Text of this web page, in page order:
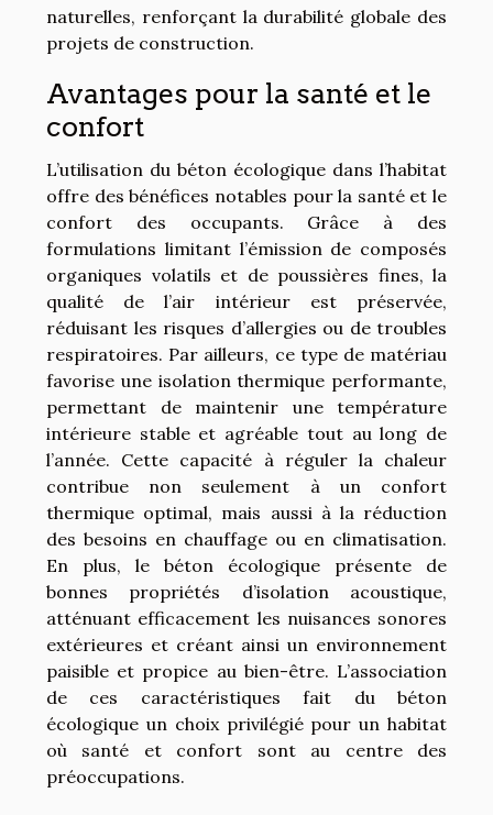
naturelles, renforçant la durabilité globale des
projets de construction.
Avantages pour la santé et le
confort
L’utilisation du béton écologique dans l’habitat
offre des bénéfices notables pour la santé et le
confort des occupants. Grâce à des
formulations limitant l’émission de composés
organiques volatils et de poussières fines, la
qualité de l’air intérieur est préservée,
réduisant les risques d’allergies ou de troubles
respiratoires. Par ailleurs, ce type de matériau
favorise une isolation thermique performante,
permettant de maintenir une température
intérieure stable et agréable tout au long de
l’année. Cette capacité à réguler la chaleur
contribue non seulement à un confort
thermique optimal, mais aussi à la réduction
des besoins en chauffage ou en climatisation.
En plus, le béton écologique présente de
bonnes propriétés d’isolation acoustique,
atténuant efficacement les nuisances sonores
extérieures et créant ainsi un environnement
paisible et propice au bien-être. L’association
de ces caractéristiques fait du béton
écologique un choix privilégié pour un habitat
où santé et confort sont au centre des
préoccupations.